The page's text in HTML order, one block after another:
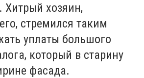
Хитрый хозяин,
стремился таким
уплаты большого
который в старину
фасада.